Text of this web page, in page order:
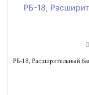
РБ-18, Расширительный